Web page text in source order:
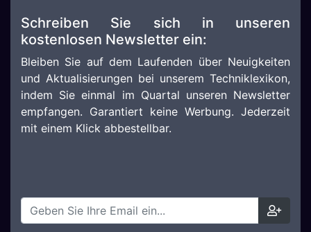
Schreiben Sie sich in unseren
kostenlosen Newsletter ein:
Bleiben Sie auf dem Laufenden über Neuigkeiten
und Aktualisierungen bei unserem Techniklexikon,
indem Sie einmal im Quartal unseren Newsletter
empfangen. Garantiert keine Werbung. Jederzeit
mit einem Klick abbestellbar.